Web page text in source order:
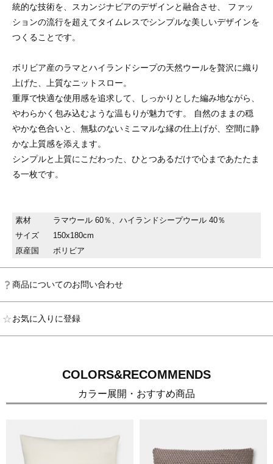
統的な技術を、スカンジナビアのデザインと融合させ、 ファッ
ションの流行を超えてタイムレスでシンプルな美しいデザインを
つくることです。
ボリビア産のラマとハイランドシープの天然ウールを贅沢に織り
上げた、上質なニットスロー。
重厚で快適な使用感を追求して、しっかりとした編み地ながら、
やわらかく包み込むような温もりが魅力です。 自然のままの穏
やかな色合いと、無駄のないミニマルな縁の仕上げが、空間に静
かな上質感を添えます。
シンプルと上質にこだわった、ひとつあるだけで心まであたたま
る一枚です。
素材
ラマウール 60％、ハイランドシープウール 40％
サイズ
150x180cm
原産国
ボリビア
商品についてのお問い合わせ
お気に入りに登録
COLORS&RECOMMENDS
カラー展開・おすすめ商品